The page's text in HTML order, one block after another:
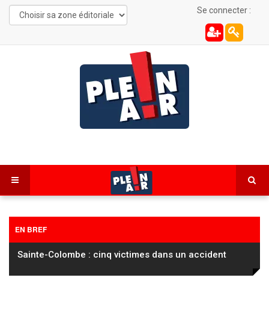
Se connecter :
EN BREF
Plusieurs feux interdits verbalisés dans le Haut-